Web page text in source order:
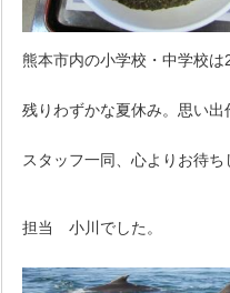
熊本市内の小学校・中学校は
残りわずかな夏休み。思い
スタッフ一同、心よりお待ち
担当 小川でした。